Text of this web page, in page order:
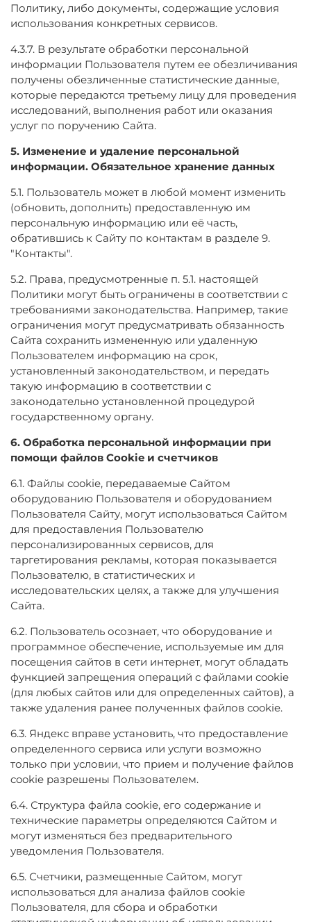
Политику, либо документы, содержащие условия
использования конкретных сервисов.
4.3.7. В результате обработки персональной
информации Пользователя путем ее обезличивания
получены обезличенные статистические данные,
которые передаются третьему лицу для проведения
исследований, выполнения работ или оказания
услуг по поручению Сайта.
5. Изменение и удаление персональной
информации. Обязательное хранение данных
5.1. Пользователь может в любой момент изменить
(обновить, дополнить) предоставленную им
персональную информацию или её часть,
обратившись к Сайту по контактам в разделе 9.
"Контакты".
5.2. Права, предусмотренные п. 5.1. настоящей
Политики могут быть ограничены в соответствии с
требованиями законодательства. Например, такие
ограничения могут предусматривать обязанность
Сайта сохранить измененную или удаленную
Пользователем информацию на срок,
установленный законодательством, и передать
такую информацию в соответствии с
законодательно установленной процедурой
государственному органу.
6. Обработка персональной информации при
помощи файлов Cookie и счетчиков
6.1. Файлы cookie, передаваемые Сайтом
оборудованию Пользователя и оборудованием
Пользователя Сайту, могут использоваться Сайтом
для предоставления Пользователю
персонализированных сервисов, для
таргетирования рекламы, которая показывается
Пользователю, в статистических и
исследовательских целях, а также для улучшения
Сайта.
6.2. Пользователь осознает, что оборудование и
программное обеспечение, используемые им для
посещения сайтов в сети интернет, могут обладать
функцией запрещения операций с файлами cookie
(для любых сайтов или для определенных сайтов), а
также удаления ранее полученных файлов cookie.
6.3. Яндекс вправе установить, что предоставление
определенного сервиса или услуги возможно
только при условии, что прием и получение файлов
cookie разрешены Пользователем.
6.4. Структура файла cookie, его содержание и
технические параметры определяются Сайтом и
могут изменяться без предварительного
уведомления Пользователя.
6.5. Счетчики, размещенные Сайтом, могут
использоваться для анализа файлов cookie
Пользователя, для сбора и обработки